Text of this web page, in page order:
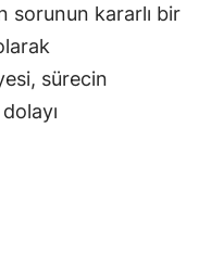
sorunun kararlı bir
sürecin